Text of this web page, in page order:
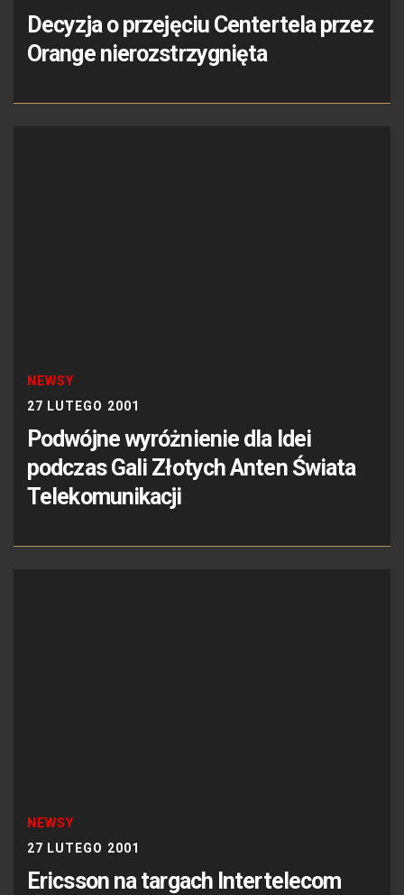
Decyzja o przejęciu Centertela przez
Orange nierozstrzygnięta
NEWSY
27 LUTEGO 2001
Podwójne wyróżnienie dla Idei
podczas Gali Złotych Anten Świata
Telekomunikacji
NEWSY
27 LUTEGO 2001
Ericsson na targach Intertelecom